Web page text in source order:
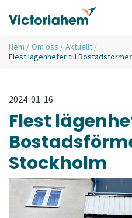
Hem / Om oss / Aktuellt /
Flest lägenheter till
2024-01-16
Flest
Stockholm